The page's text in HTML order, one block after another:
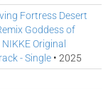
Fortress Desert
Goddess of
Original
- Single • 2025